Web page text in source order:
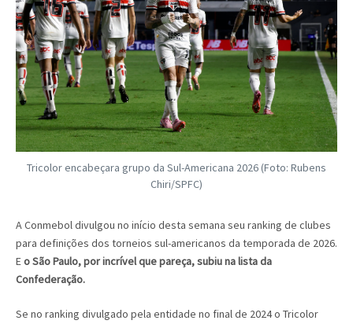
Tricolor encabeçara grupo da Sul-Americana 2026 (Foto: Rubens
Chiri/SPFC)
A Conmebol divulgou no início desta semana seu ranking de clubes
para definições dos torneios sul-americanos da temporada de 2026.
Eo São Paulo, por incrível que pareça, subiu na lista da
Confederação.
Se no ranking divulgado pela entidade no final de 2024 o Tricolor